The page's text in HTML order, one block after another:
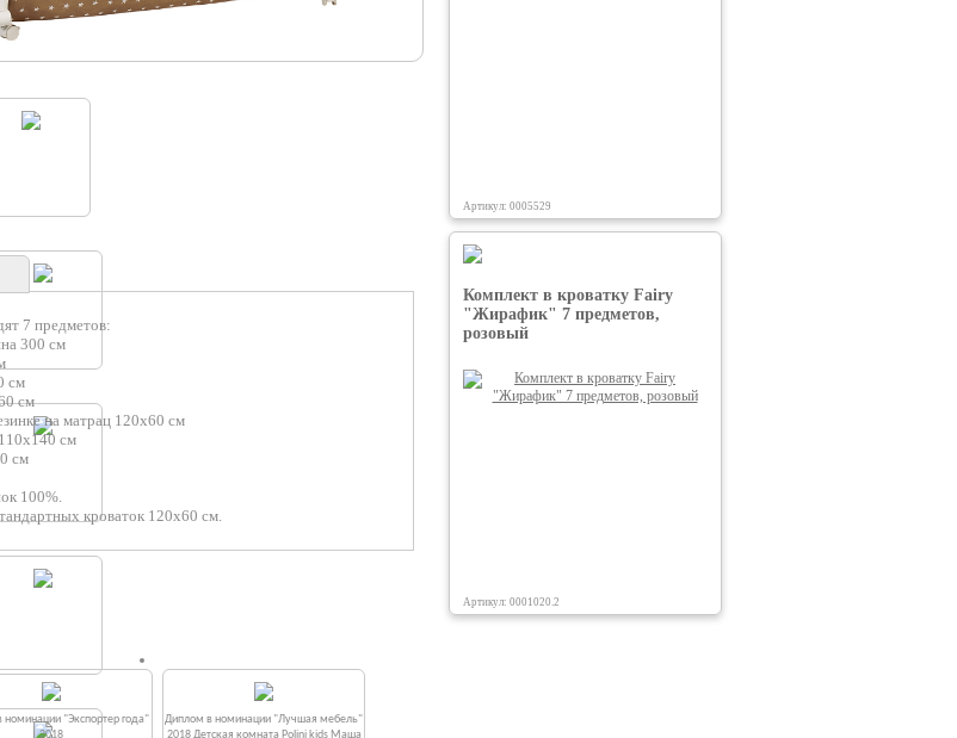
7 предметов:
300 см
см
см
на матрац 120х60 см
см
см
100%.
кроваток 120х60 см.
Артикул: 0005529
Комплект в кроватку Fairy
"Жирафик" 7 предметов,
розовый
Артикул: 0001020.2
номинации "Экспортер года"
2018
Диплом в номинации "Лучшая мебель"
2018 Детская комната Polini kids Маша